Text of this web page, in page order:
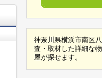
神奈川県横浜市南区
査・取材した詳細な
屋が探せます。